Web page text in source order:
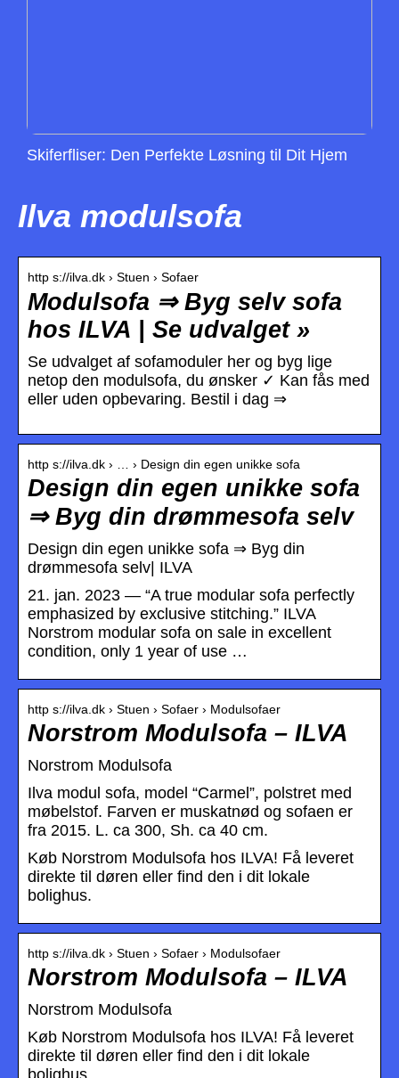
Skiferfliser: Den Perfekte Løsning til Dit Hjem
Ilva modulsofa
http s://ilva.dk › Stuen › Sofaer
Modulsofa ⇒ Byg selv sofa
hos ILVA | Se udvalget »
Se udvalget af sofamoduler her og byg lige
netop den modulsofa, du ønsker ✓ Kan fås med
eller uden opbevaring. Bestil i dag ⇒
http s://ilva.dk › … › Design din egen unikke sofa
Design din egen unikke sofa
⇒ Byg din drømmesofa selv
Design din egen unikke sofa ⇒ Byg din
drømmesofa selv| ILVA
21. jan. 2023 — “A true modular sofa perfectly
emphasized by exclusive stitching.” ILVA
Norstrom modular sofa on sale in excellent
condition, only 1 year of use …
http s://ilva.dk › Stuen › Sofaer › Modulsofaer
Norstrom Modulsofa – ILVA
Norstrom Modulsofa
Ilva modul sofa, model “Carmel”, polstret med
møbelstof. Farven er muskatnød og sofaen er
fra 2015. L. ca 300, Sh. ca 40 cm.
Køb Norstrom Modulsofa hos ILVA! Få leveret
direkte til døren eller find den i dit lokale
bolighus.
http s://ilva.dk › Stuen › Sofaer › Modulsofaer
Norstrom Modulsofa – ILVA
Norstrom Modulsofa
Køb Norstrom Modulsofa hos ILVA! Få leveret
direkte til døren eller find den i dit lokale
bolighus.